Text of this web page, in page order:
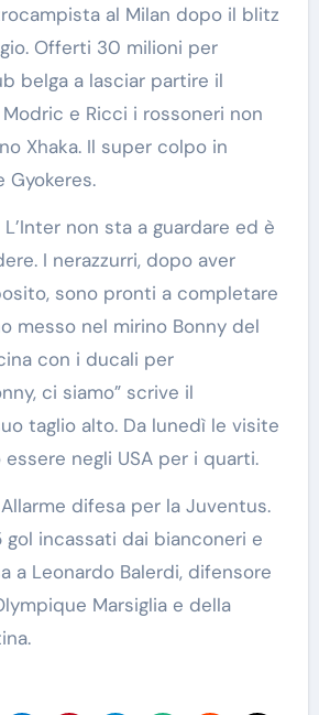
al Milan dopo il blitz
Offerti 30 milioni per
belga a lasciar partire il
e Ricci i rossoneri non
Xhaka. Il super colpo in
L’Inter non sta a guardare ed è
I nerazzurri, dopo aver
sono pronti a completare
messo nel mirino Bonny del
con i ducali per
ci siamo” scrive il
taglio alto. Da lunedì le visite
negli USA per i quarti.
Allarme difesa per la Juventus.
gol incassati dai bianconeri e
a Leonardo Balerdi, difensore
Marsiglia e della